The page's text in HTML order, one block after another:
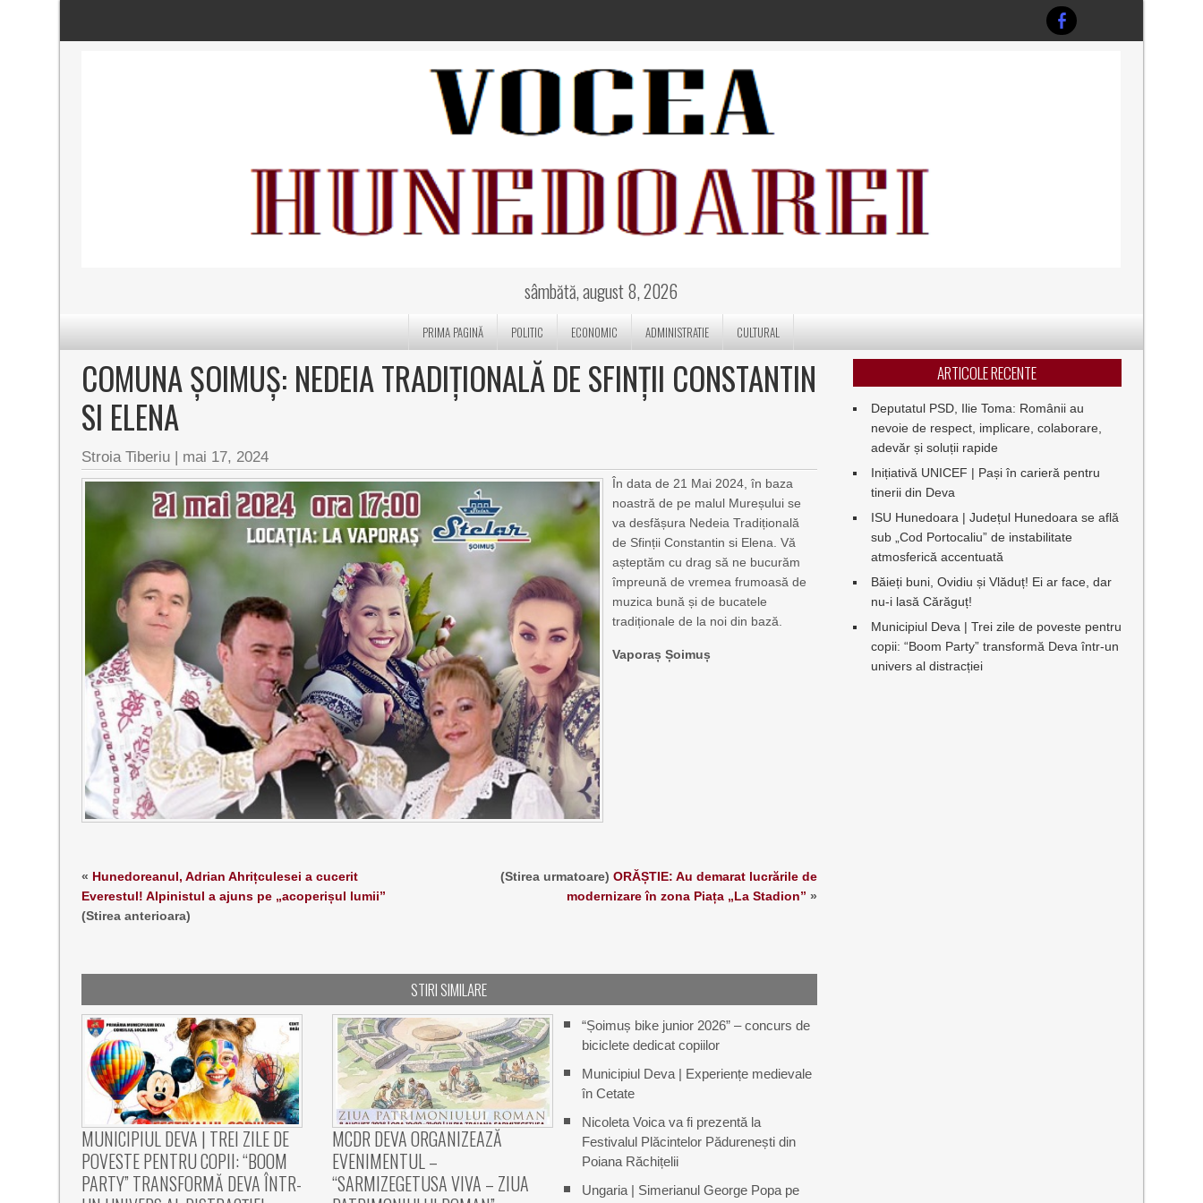
sâmbătă, august 8, 2026
PRIMA PAGINĂ POLITIC ECONOMIC ADMINISTRATIE CULTURAL
COMUNA ȘOIMUȘ: NEDEIA TRADIȚIONALĂ DE SFINȚII CONSTANTIN
SI ELENA
Stroia Tiberiu | mai 17, 2024
În data de 21 Mai 2024, în baza
noastră de pe malul Mureșului se
va desfășura Nedeia Tradițională
de Sfinții Constantin si Elena. Vă
așteptăm cu drag să ne bucurăm
împreună de vremea frumoasă de
muzica bună și de bucatele
tradiționale de la noi din bază.
Vaporaș Șoimuș
« Hunedoreanul, Adrian Ahrițculesei a cucerit
Everestul! Alpinistul a ajuns pe „acoperișul lumii”
(Stirea anterioara)
(Stirea urmatoare) ORĂȘTIE: Au demarat lucrările de
modernizare în zona Piața „La Stadion” »
STIRI SIMILARE
MUNICIPIUL DEVA | TREI ZILE DE
POVESTE PENTRU COPII: “BOOM
PARTY” TRANSFORMĂ DEVA ÎNTR-
MCDR DEVA ORGANIZEAZĂ
EVENIMENTUL –
“SARMIZEGETUSA VIVA – ZIUA
“Șoimuș bike junior 2026” – concurs de
biciclete dedicat copiilor
Municipiul Deva | Experiențe medievale
în Cetate
Nicoleta Voica va fi prezentă la
Festivalul Plăcintelor Pădurenești din
Poiana Răchițelii
Ungaria | Simerianul George Popa pe
ARTICOLE RECENTE
Deputatul PSD, Ilie Toma: Românii au
nevoie de respect, implicare, colaborare,
adevăr și soluții rapide
Inițiativă UNICEF | Pași în carieră pentru
tinerii din Deva
ISU Hunedoara | Județul Hunedoara se află
sub „Cod Portocaliu” de instabilitate
atmosferică accentuată
Băieți buni, Ovidiu și Vlăduț! Ei ar face, dar
nu-i lasă Cărăguț!
Municipiul Deva | Trei zile de poveste pentru
copii: “Boom Party” transformă Deva într-un
univers al distracției